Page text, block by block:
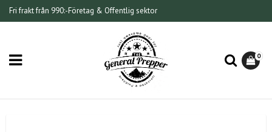
Fri frakt från 990:-Företag & Offentlig sektor
0